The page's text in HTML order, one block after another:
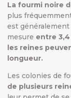
La fourmi noire
plus
est généralement
mesure entre
les reines
longueur.
Les colonies de
de plusieurs